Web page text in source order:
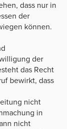
dass nur in
der
können.
der
das Recht
bewirkt, dass
nicht
in
nicht